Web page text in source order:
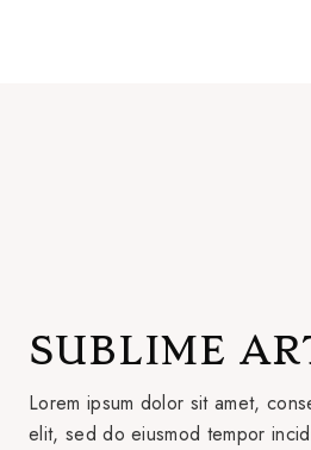
SUBLIME
Lorem ipsum dolor sit amet,
elit, sed do eiusmod tempor